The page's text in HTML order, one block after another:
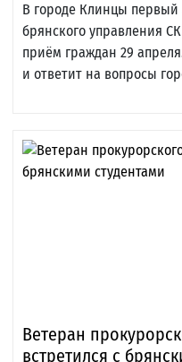
В городе Клинцы первый
брянского управления
приём граждан 29
и ответит на вопросы
Ветеран
встретился с